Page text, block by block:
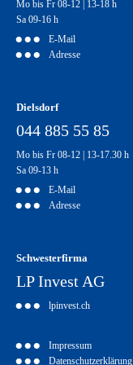
Mo bis Fr 08-12 | 13-18 h
Sa 09-16 h
E-Mail
Adresse
Dielsdorf
044 885 55 85
Mo bis Fr 08-12 | 13-17.30 h
Sa 09-13 h
E-Mail
Adresse
Schwesterfirma
LP Invest AG
lpinvest.ch
Impressum
Datenschutzerklärung